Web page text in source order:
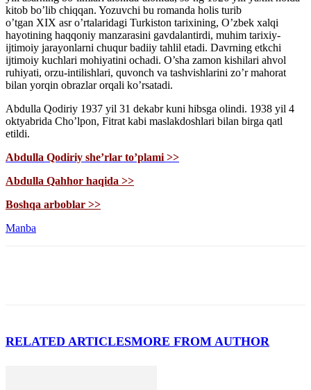
kitob bo’lib chiqqan. Yozuvchi bu romanda holis turib
o’tgan XIX asr o’rtalaridagi Turkiston tarixining, O’zbek xalqi
hayotining haqqoniy manzarasini gavdalantirdi, muhim tarixiy-
ijtimoiy jarayonlarni chuqur badiiy tahlil etadi. Davrning etkchi
ijtimoiy kuchlari mohiyatini ochadi. O’sha zamon kishilari ahvol
ruhiyati, orzu-intilishlari, quvonch va tashvishlarini zo’r mahorat
bilan yorqin obrazlar orqali ko’rsatadi.
Abdulla Qodiriy 1937 yil 31 dekabr kuni hibsga olindi. 1938 yil 4
oktyabrida Cho’lpon, Fitrat kabi maslakdoshlari bilan birga qatl
etildi.
Abdulla Qodiriy she’rlar to’plami >>
Abdulla Qahhor haqida >>
Boshqa arboblar >>
Manba
RELATED ARTICLESMORE FROM AUTHOR